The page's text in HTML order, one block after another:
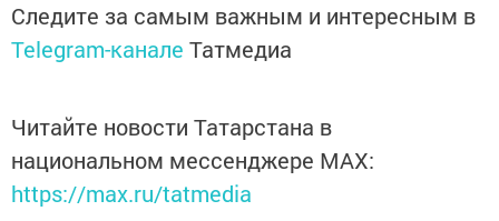
Следите за самым важным и интересным в
Telegram-канале Татмедиа
Читайте новости Татарстана в
национальном мессенджере MАХ:
https://max.ru/tatmedia